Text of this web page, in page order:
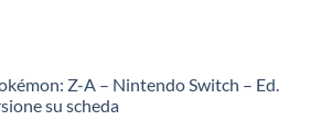
Z-A – Nintendo Switch – Ed.
su scheda